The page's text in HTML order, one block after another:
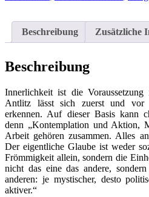
sich
Menge
Beschreibung Zusätzliche
Beschreibung
Innerlichkeit ist die
Antlitz lässt sich zuerst und vor
erkennen. Auf dieser Basis kann
denn „Kontemplation und Aktion,
Arbeit gehören zusammen. Alles
Der eigentliche Glaube ist weder
Frömmigkeit allein, sondern die
nicht das eine das andere,
anderen: je mystischer, desto
aktiver.“